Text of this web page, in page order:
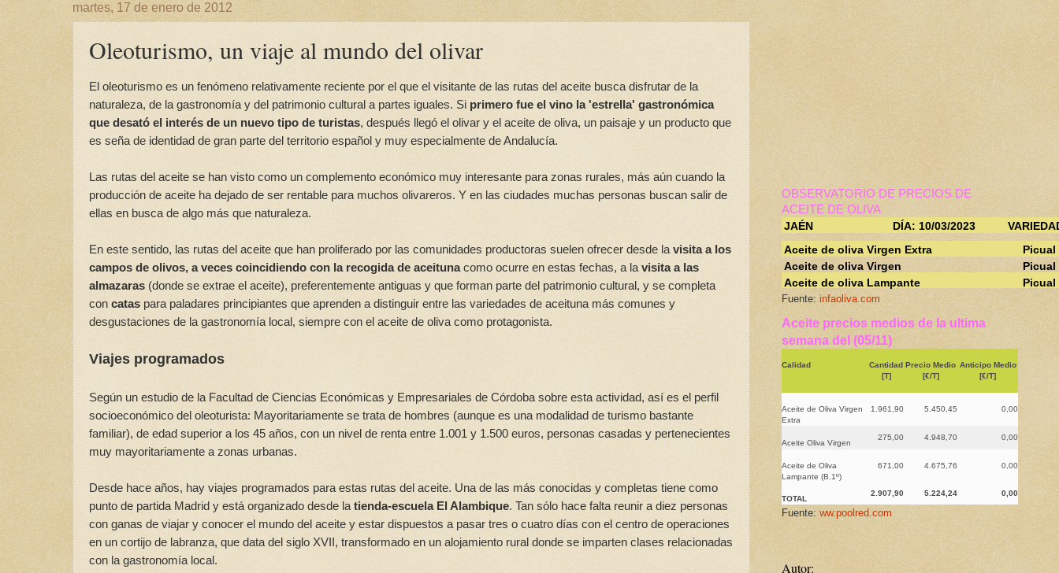
martes, 17 de enero de 2012
Oleoturismo, un viaje al mundo del olivar
El oleoturismo es un fenómeno relativamente reciente por el que el visitante de las rutas del aceite busca disfrutar de la
naturaleza, de la gastronomía y del patrimonio cultural a partes iguales. Si primero fue el vino la 'estrella' gastronómica
que desató el interés de un nuevo tipo de turistas, después llegó el olivar y el aceite de oliva, un paisaje y un producto que
es seña de identidad de gran parte del territorio español y muy especialmente de Andalucía.
Las rutas del aceite se han visto como un complemento económico muy interesante para zonas rurales, más aún cuando la
producción de aceite ha dejado de ser rentable para muchos olivareros. Y en las ciudades muchas personas buscan salir de
ellas en busca de algo más que naturaleza.
En este sentido, las rutas del aceite que han proliferado por las comunidades productoras suelen ofrecer desde la visita a los
campos de olivos, a veces coincidiendo con la recogida de aceitunacomo ocurre en estas fechas, a la visita a las
almazaras (donde se extrae el aceite), preferentemente antiguas y que forman parte del patrimonio cultural, y se completa
con catas para paladares principiantes que aprenden a distinguir entre las variedades de aceituna más comunes y
desgustaciones de la gastronomía local, siempre con el aceite de oliva como protagonista.
Viajes programados
Según un estudio de la Facultad de Ciencias Económicas y Empresariales de Córdoba sobre esta actividad, así es el perfil
socioeconómico del oleoturista: Mayoritariamente se trata de hombres (aunque es una modalidad de turismo bastante
familiar), de edad superior a los 45 años, con un nivel de renta entre 1.001 y 1.500 euros, personas casadas y pertenecientes
muy mayoritariamente a zonas urbanas.
Desde hace años, hay viajes programados para estas rutas del aceite. Una de las más conocidas y completas tiene como
punto de partida Madrid y está organizado desde la tienda-escuela El Alambique. Tan sólo hace falta reunir a diez personas
con ganas de viajar y conocer el mundo del aceite y estar dispuestos a pasar tres o cuatro días con el centro de operaciones
en un cortijo de labranza, que data del siglo XVII, transformado en un alojamiento rural donde se imparten clases relacionadas
con la gastronomía local.
OBSERVATORIO DE PRECIOS DE
ACEITE DE OLIVA
JAÉN
DÍA: 10/03/2023
Aceite de oliva Virgen Extra
Picual
Aceite de oliva Virgen
Picual
Aceite de oliva Lampante
Picual
Fuente: infaoliva.com
Aceite precios medios de la ultima
semana del (05/11)
Calidad
Cantidad
[T]
Precio Medio
[€/T]
Anticipo Medio
[€/T]
Aceite de Oliva Virgen
Extra
1.961,90 5.450,45 0,00
Aceite Oliva Virgen
275,00 4.948,70 0,00
Aceite de Oliva
Lampante (B.1º)
671,00 4.675,76 0,00
TOTAL
2.907,90 5.224,24 0,00
Fuente: ww.poolred.com
Autor: